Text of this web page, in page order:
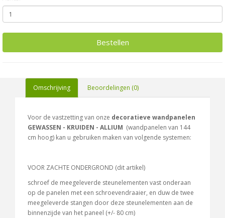
Bestellen
Omschrijving Beoordelingen (0)
Voor de vastzetting van onze decoratieve wandpanelen
GEWASSEN - KRUIDEN - ALLIUM (wandpanelen van 144
cm hoog) kan u gebruiken maken van volgende systemen:
VOOR ZACHTE ONDERGROND (dit artikel)
schroef de meegeleverde steunelementen vast onderaan
op de panelen met een schroevendraaier, en duw de twee
meegeleverde stangen door deze steunelementen aan de
binnenzijde van het paneel (+/- 80 cm)